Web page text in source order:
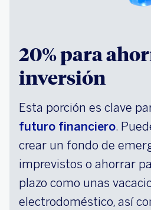
20% para
inversión
Esta porción es clave
futuro financiero.
crear un fondo de
imprevistos o ahorrar
plazo como unas
electrodoméstico, así